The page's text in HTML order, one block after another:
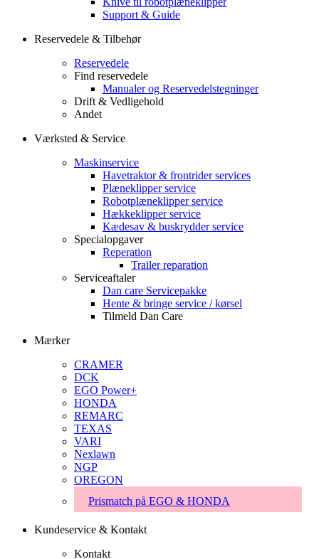
Support & Guide
Reservedele & Tilbehør
Reservedele
Find reservedele
Manualer og Reservedelstegninger
Drift & Vedligehold
Andet
Værksted & Service
Maskinservice
Havetraktor & frontrider services
Plæneklipper service
Robotplæneklipper service
Hækkeklipper service
Kædesav & buskrydder service
Specialopgaver
Reperation
Trailer reparation
Serviceaftaler
Dan care Servicepakke
Hente & bringe service / kørsel
Tilmeld Dan Care
Mærker
CRAMER
DCK
EGO Power+
HONDA
REMARC
TEXAS
VARI
Nexlawn
NGP
OREGON
Prismatch på EGO & HONDA
Kundeservice & Kontakt
Kontakt